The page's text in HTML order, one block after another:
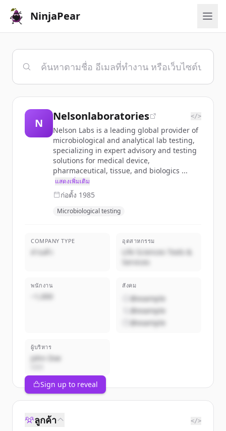
NinjaPear
N
Nelsonlaboratories </>
Nelson Labs is a leading global provider of
microbiological and analytical lab testing,
specializing in expert advisory and testing
solutions for medical device,
pharmaceutical, tissue, and biologics ...
แสดงเพิ่มเติม
ก่อตั้ง 1985
Microbiological testing
COMPANY TYPE
ส่วนตัว
อุตสาหกรรม
Life Sciences Tools &
Services
พนักงาน
~1,000
สังคม
@example
@example
@example
ผู้บริหาร
John Doe
Sign up to reveal
ลูกค้า </>